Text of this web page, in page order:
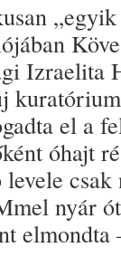
el a
óhajt
nyár
elmondta